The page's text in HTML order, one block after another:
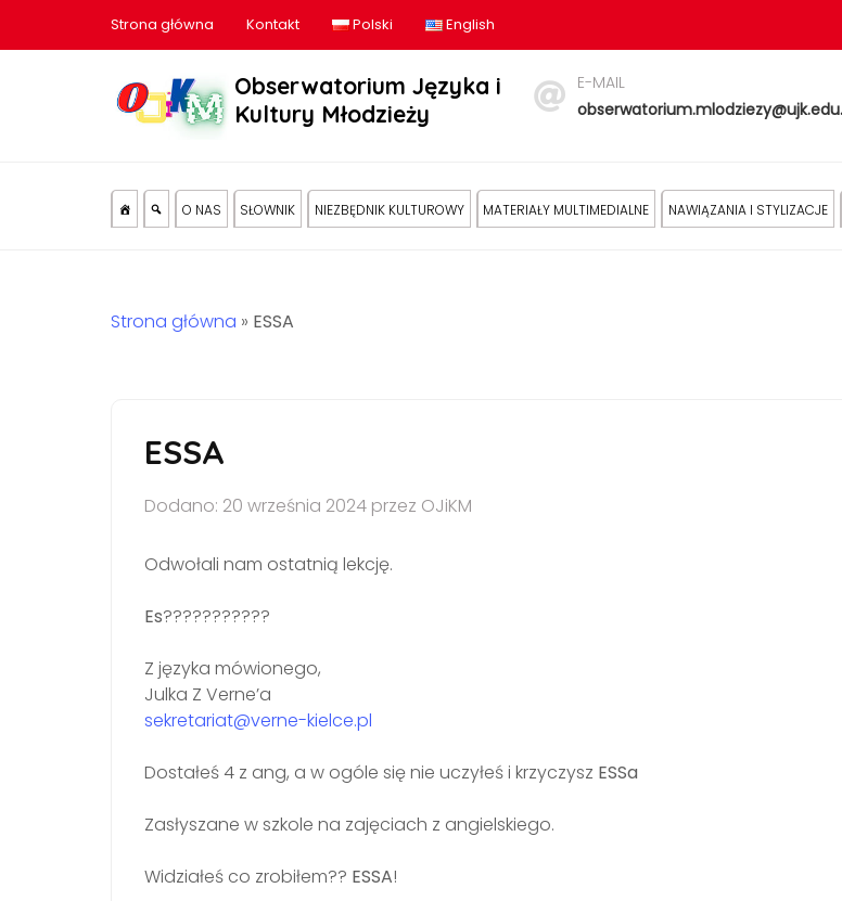
Strona główna Kontakt Polski English
Obserwatorium Języka i
Kultury Młodzieży
E-MAIL
O NAS SŁOWNIK NIEZBĘDNIK KULTUROWY MATERIAŁY MULTIMEDIALNE NAWIĄZANIA I STYLIZACJE
Strona główna » ESSA
ESSA
Dodano: 20 września 2024 przez OJiKM
Odwołali nam ostatnią lekcję.
Es???????????
Z języka mówionego,
Julka Z Verne’a
sekretariat@verne-kielce.pl
Dostałeś 4 z ang, a w ogóle się nie uczyłeś i krzyczysz ESSa
Zasłyszane w szkole na zajęciach z angielskiego.
Widziałeś co zrobiłem?? ESSA!